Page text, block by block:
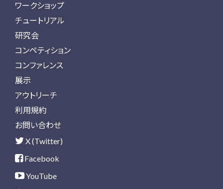
ワークショップ
チュートリアル
研究会
コンペティション
コンファレンス
展示
アウトリーチ
利用規約
お問い合わせ
X (Twitter)
Facebook
YouTube